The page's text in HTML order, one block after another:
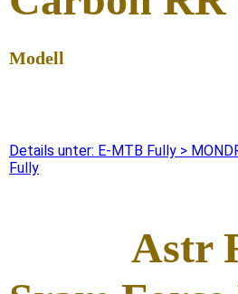
Modell
Details unter: E-MTB Fully >
Fully
Astr